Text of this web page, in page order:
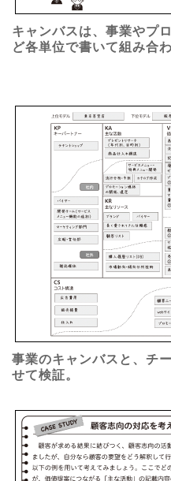
キャンバスは、事業やプ
ど各単位で書いて組み合
事業のキャンバスと、チ
せて検証。